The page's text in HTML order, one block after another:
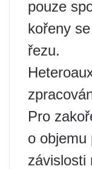
pouze
kořeny
řezu.
Pro
o objemu
závislosti